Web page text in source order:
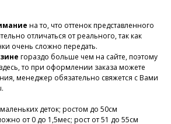
на то, что оттенок представленного
отличаться от реального, так как
очень сложно передать.
гораздо больше чем на сайте, поэтому
то при оформлении заказа можете
менеджер обязательно свяжется с Вами
деток; ростом до 50см
от 0 до 1,5мес; рост от 51 до 55см